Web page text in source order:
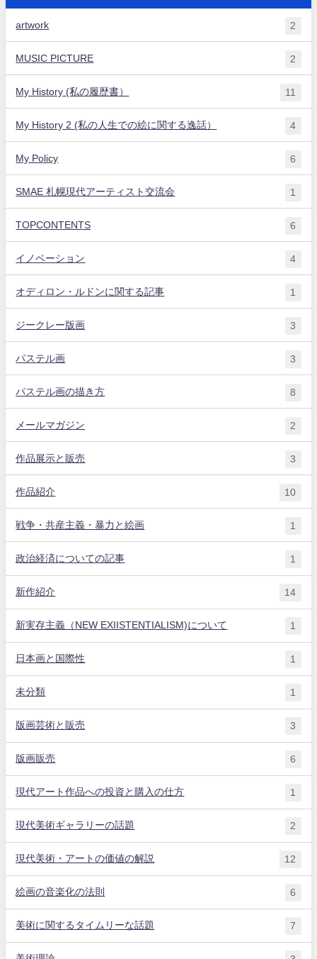
artwork 2
MUSIC PICTURE 2
My History (私の履歴書） 11
My History 2 (私の人生での絵に関する逸話） 4
My Policy 6
SMAE 札幌現代アーティスト交流会 1
TOPCONTENTS 6
イノベーション 4
オディロン・ルドンに関する記事 1
ジークレー版画 3
パステル画 3
パステル画の描き方 8
メールマガジン 2
作品展示と販売 3
作品紹介 10
戦争・共産主義・暴力と絵画 1
政治経済についての記事 1
新作紹介 14
新実存主義（NEW EXIISTENTIALISM)について 1
日本画と国際性 1
未分類 1
版画芸術と販売 3
版画販売 6
現代アート作品への投資と購入の仕方 1
現代美術ギャラリーの話題 2
現代美術・アートの価値の解説 12
絵画の音楽化の法則 6
美術に関するタイムリーな話題 7